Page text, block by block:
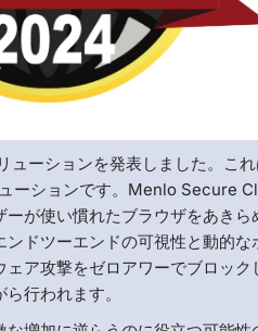
ーションを発表しました。こ
ーションです。Menlo Secure
が使い慣れたブラウザをあき
ドツーエンドの可視性と動的
ア攻撃をゼロアワーでブロッ
行われます。